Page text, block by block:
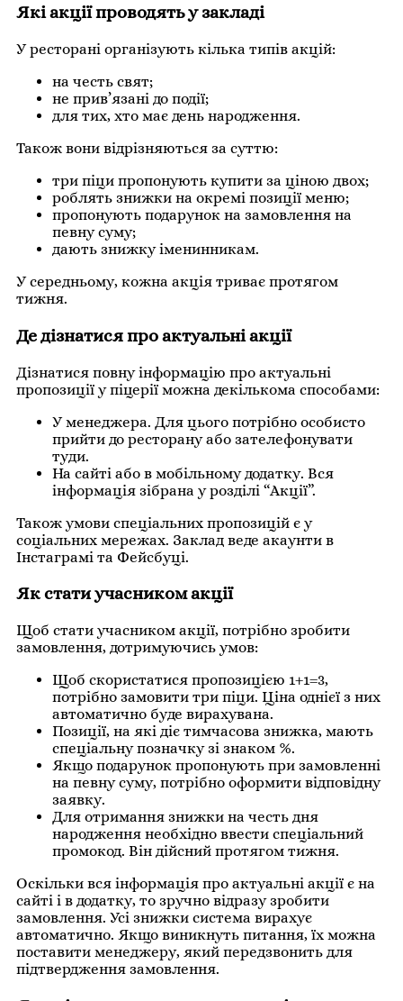
Які акції проводять у закладі
У ресторані організують кілька типів акцій:
на честь свят;
не прив’язані до події;
для тих, хто має день народження.
Також вони відрізняються за суттю:
три піци пропонують купити за ціною двох;
роблять знижки на окремі позиції меню;
пропонують подарунок на замовлення на
певну суму;
дають знижку іменинникам.
У середньому, кожна акція триває протягом
тижня.
Де дізнатися про актуальні акції
Дізнатися повну інформацію про актуальні
пропозиції у піцерії можна декількома способами:
У менеджера. Для цього потрібно особисто
прийти до ресторану або зателефонувати
туди.
На сайті або в мобільному додатку. Вся
інформація зібрана у розділі “Акції”.
Також умови спеціальних пропозицій є у
соціальних мережах. Заклад веде акаунти в
Інстаграмі та Фейсбуці.
Як стати учасником акції
Щоб стати учасником акції, потрібно зробити
замовлення, дотримуючись умов:
Щоб скористатися пропозицією 1+1=3,
потрібно замовити три піци. Ціна однієї з них
автоматично буде вирахувана.
Позиції, на які діє тимчасова знижка, мають
спеціальну позначку зі знаком %.
Якщо подарунок пропонують при замовленні
на певну суму, потрібно оформити відповідну
заявку.
Для отримання знижки на честь дня
народження необхідно ввести спеціальний
промокод. Він дійсний протягом тижня.
Оскільки вся інформація про актуальні акції є на
сайті і в додатку, то зручно відразу зробити
замовлення. Усі знижки система вирахує
автоматично. Якщо виникнуть питання, їх можна
поставити менеджеру, який передзвонить для
підтвердження замовлення.